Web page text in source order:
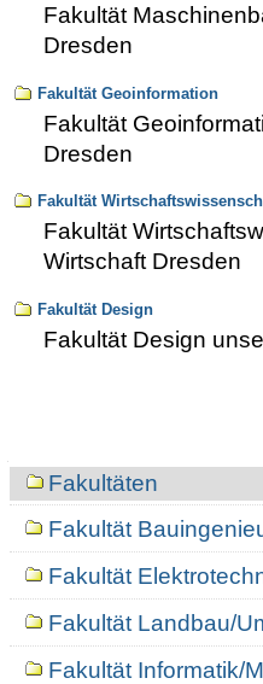
Fakultät
Dresden
Fakultät Geoinformation
Fakultät
Dresden
Fakultät
Fakultät
Wirtschaft Dresden
Fakultät Design
Fakultät Design
NavigationFakultäten
Fakultät
Fakultät
Fakultät Landbau/
Fakultät Informatik/